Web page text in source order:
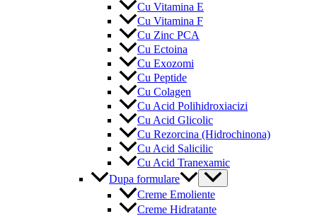
Cu Vitamina E
Cu Vitamina F
Cu Zinc PCA
Cu Ectoina
Cu Exozomi
Cu Peptide
Cu Colagen
Cu Acid Polihidroxiacizi
Cu Acid Glicolic
Cu Rezorcina (Hidrochinona)
Cu Acid Salicilic
Cu Acid Tranexamic
Dupa formulare
Menu
Toggle
Creme Emoliente
Creme Hidratante